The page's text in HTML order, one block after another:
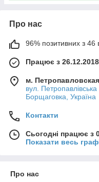
Про нас
96% позитивних з 46
Працює з 26.12.2018
м.
вул.
Борщаговка, Україна
Контакти
Сьогодні працює з
Показати весь
Про нас